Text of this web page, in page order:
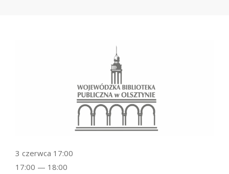
3 czerwca 17:00
17:00 — 18:00